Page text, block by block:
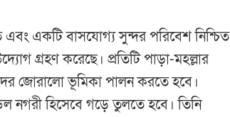
একটি বাসযোগ্য সুন্দর পরিবেশ নিশ্চিত
গ্রহণ করেছে। প্রতিটি পাড়া-মহল্লার
জোরালো ভূমিকা পালন করতে হবে।
নগরী হিসেবে গড়ে তুলতে হবে। তিনি